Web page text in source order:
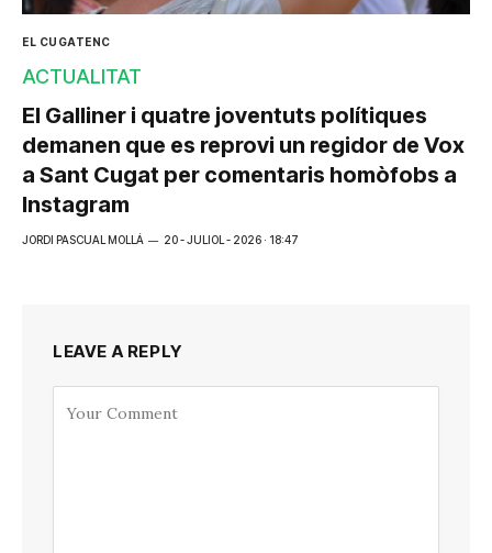
EL CUGATENC
ACTUALITAT
El Galliner i quatre joventuts polítiques
demanen que es reprovi un regidor de Vox
a Sant Cugat per comentaris homòfobs a
Instagram
JORDI PASCUAL MOLLÁ 20 - JULIOL - 2026 · 18:47
LEAVE A REPLY